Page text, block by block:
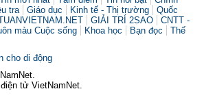
tra Giáo dục Kinh tế - Thị trường
Quốc
GIẢI TRÍ 2SAO
CNTT -
màu Cuộc sống Khoa học Bạn đọc
Thế
cho di động
tử VietNamNet.